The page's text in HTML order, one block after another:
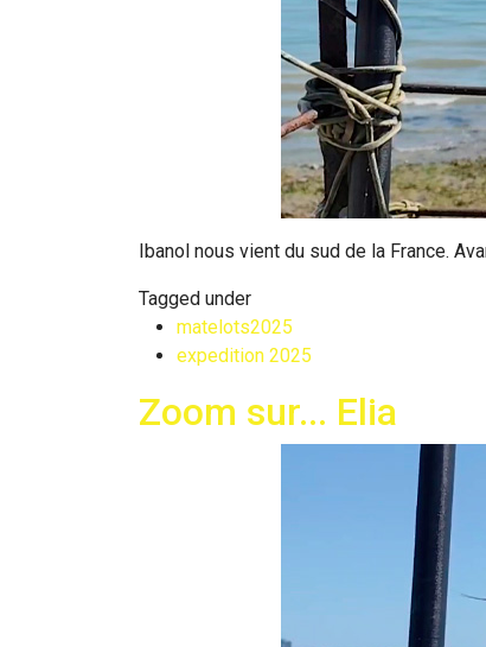
Ibanol nous vient du sud de la France.
Tagged under
matelots2025
expedition 2025
Zoom sur... Elia